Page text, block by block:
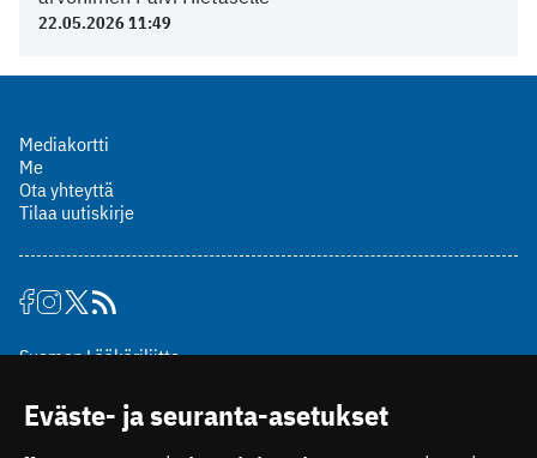
22.05.2026 11:49
Mediakortti
Me
Ota yhteyttä
Tilaa uutiskirje
Suomen Lääkäriliitto
00510 Helsinki
puh. (09) 393 091
Eväste- ja seuranta-asetukset